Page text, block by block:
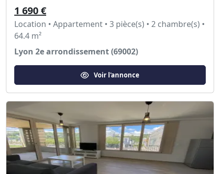
1 690 €
Location • Appartement • 3 pièce(s) • 2 chambre(s) •
64.4 m²
Lyon 2e arrondissement (69002)
Voir l'annonce